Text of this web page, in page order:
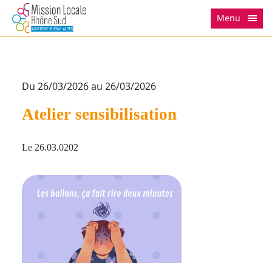
Menu
Du 26/03/2026 au 26/03/2026
Atelier sensibilisation
Le 26.03.0202